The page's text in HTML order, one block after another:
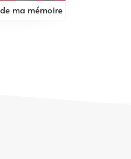
ma mémoire